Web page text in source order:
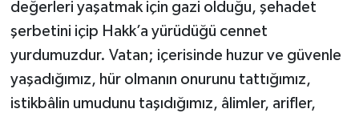
değerleri yaşatmak için gazi olduğu, şehadet
şerbetini içip Hakk’a yürüdüğü cennet
yurdumuzdur. Vatan; içerisinde huzur ve güvenle
yaşadığımız, hür olmanın onurunu tattığımız,
istikbâlin umudunu taşıdığımız, âlimler, arifler,
Denizli Müftülüğü
Diyarbakır Müftülüğü
Düzce Müftülüğü
Diyanet TV
İhtida Haberleri
YAŞAM